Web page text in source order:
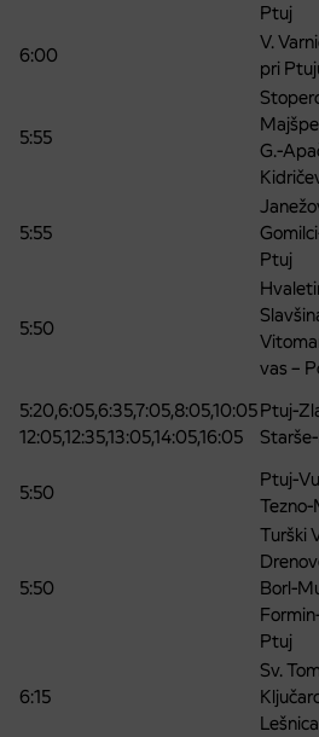
Ptuj
6:00
V.
pri
5:55
G.-
5:55
Ptuj
5:50
vas –
5:20,6:05,6:35,7:05,8:05,10:05
12:05,12:35,13:05,14:05,16:05
Ptuj-
5:50
Ptuj-
5:50
Turški
Borl-
Ptuj
6:15
Sv.